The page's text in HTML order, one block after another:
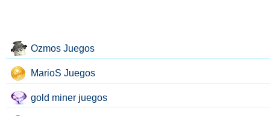
Ozmos Juegos
MarioS Juegos
gold miner juegos